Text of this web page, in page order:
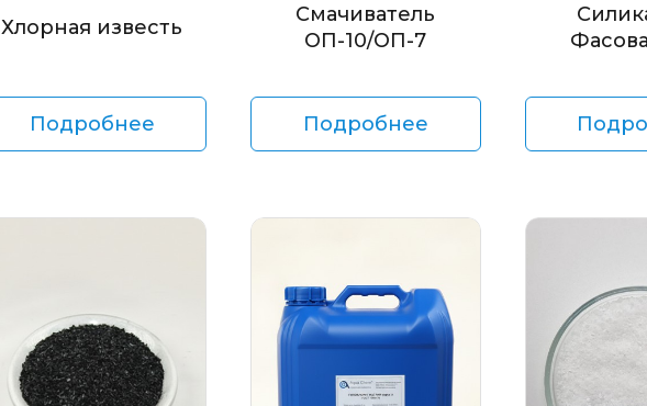
Хлорная известь
Подробнее
Смачиватель
ОП-10/ОП-7
Подробнее